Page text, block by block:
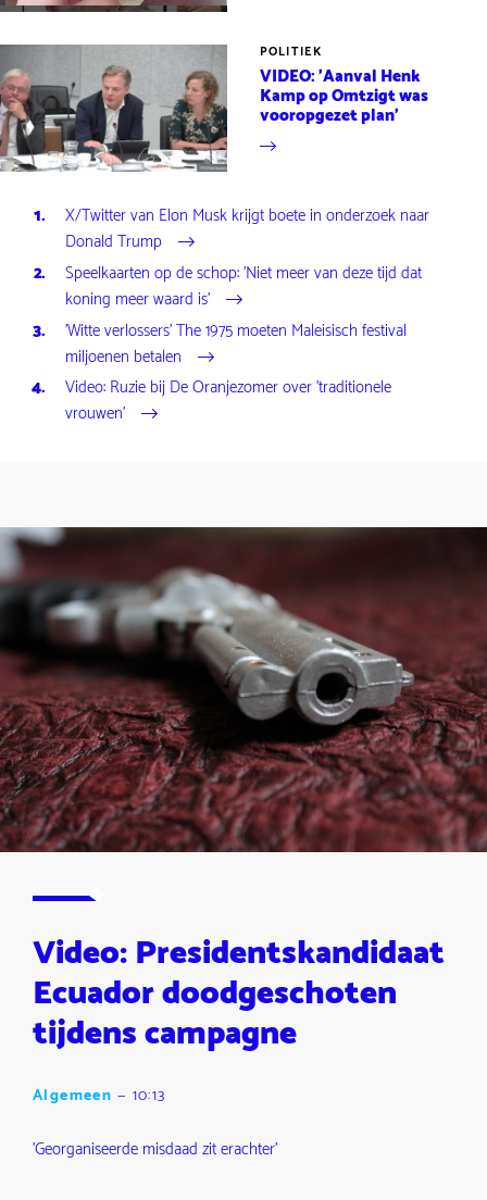
POLITIEK
VIDEO: 'Aanval Henk
Kamp op Omtzigt was
vooropgezet plan'
X/Twitter van Elon Musk krijgt boete in onderzoek naar
Donald Trump
Speelkaarten op de schop: 'Niet meer van deze tijd dat
koning meer waard is'
'Witte verlossers' The 1975 moeten Maleisisch festival
miljoenen betalen
Video: Ruzie bij De Oranjezomer over 'traditionele
vrouwen'
Video: Presidentskandidaat
Ecuador doodgeschoten
tijdens campagne
Algemeen — 10:13
'Georganiseerde misdaad zit erachter'